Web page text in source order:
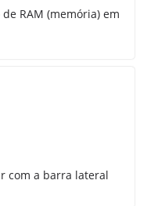
RAM (memória) em
com a barra lateral